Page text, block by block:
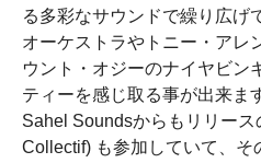
る多彩なサウンドで繰り広げ
オーケストラやトニー・アレ
ウント・オジーのナイヤビン
ティーを感じ取る事が出来ま
Sahel Soundsからもリリース
Collectif) も参加していて、そ